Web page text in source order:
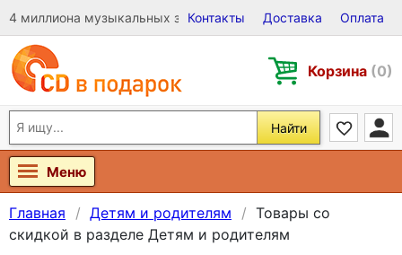
4 миллиона музыкальных записей на Виниле, CD и DVD
Контакты Доставка Оплата
Корзина (0)
Найти
Меню
Главная Детям и родителям
Товары со
скидкой в разделе Детям и родителям